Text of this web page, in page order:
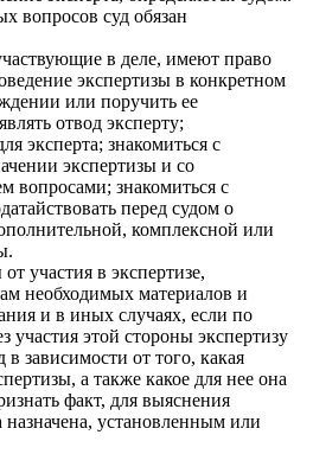
вопросов суд обязан
в деле, имеют право
экспертизы в конкретном
или поручить ее
отвод эксперту;
эксперта; знакомиться с
экспертизы и со
вопросами; знакомиться с
перед судом о
комплексной или
участия в экспертизе,
необходимых материалов и
и в иных случаях, если по
участия этой стороны экспертизу
зависимости от того, какая
а также какое для нее она
факт, для выяснения
назначена, установленным или